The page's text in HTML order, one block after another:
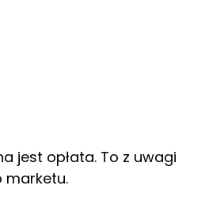
jest opłata. To z uwagi
marketu.